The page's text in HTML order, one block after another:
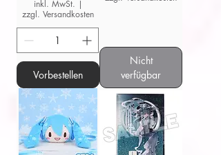
inkl. MwSt. |
zzgl. Versandkosten
Vorbestellen
Nicht
verfügbar